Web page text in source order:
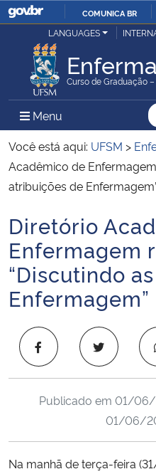
COMUNICA BR
Ministério da Justiça e Segurança
Ministério da Defesa
Ministério das Relações Exteriores
Ministério da Economia
Ministério da Infraestrutura
Ministério da Agricultura, Pecuária e
Ministério da Educação
Ministério da Cidadania
Ministério da Saúde
Ministério de Minas e Energia
Ministério da Ciência, Tecnologia,
LANGUAGES
Curso de Graduação
Menu Menu Principal
Você está aqui: UFSM >
Acadêmico de
atribuições de
Início do conteúdo
Diretório
Enfermagem
“Discutindo
Enfermagem”
Publicado em 01/06/
01/06/
Na manhã de terça-feira